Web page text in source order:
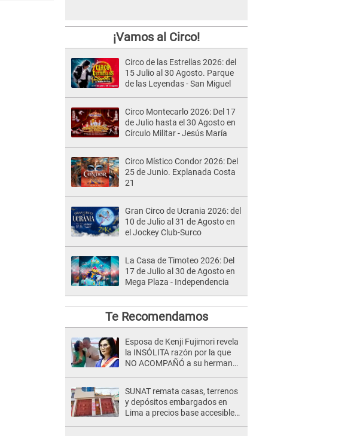
¡Vamos al Circo!
Circo de las Estrellas 2026: del
15 Julio al 30 Agosto. Parque
de las Leyendas - San Miguel
Circo Montecarlo 2026: Del 17
de Julio hasta el 30 Agosto en
Círculo Militar - Jesús María
Circo Místico Condor 2026: Del
25 de Junio. Explanada Costa
21
Gran Circo de Ucrania 2026: del
10 de Julio al 31 de Agosto en
el Jockey Club-Surco
La Casa de Timoteo 2026: Del
17 de Julio al 30 de Agosto en
Mega Plaza - Independencia
Te Recomendamos
Esposa de Kenji Fujimori revela
la INSÓLITA razón por la que
NO ACOMPAÑÓ a su hermana
SUNAT remata casas, terrenos
y depósitos embargados en
Lima a precios base accesibles: